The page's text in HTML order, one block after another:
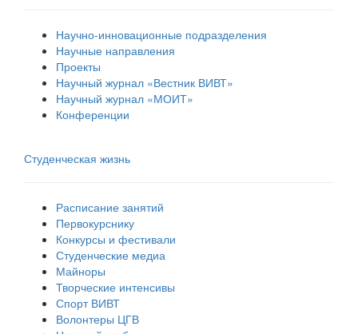
Научно-инновационные подразделения
Научные направления
Проекты
Научный журнал «Вестник ВИВТ»
Научный журнал «МОИТ»
Конференции
Студенческая жизнь
Расписание занятий
Первокурснику
Конкурсы и фестивали
Студенческие медиа
Майноры
Творческие интенсивы
Спорт ВИВТ
Волонтеры ЦГВ